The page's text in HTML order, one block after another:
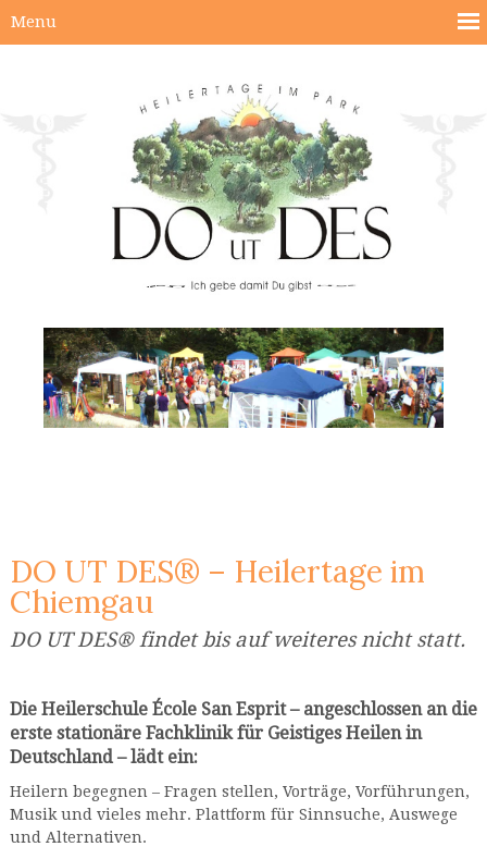
DO UT DES® – Heilertage im
Chiemgau
DO UT DES® findet bis auf weiteres nicht statt.
Die Heilerschule École San Esprit – angeschlossen an die
erste stationäre Fachklinik für Geistiges Heilen in
Deutschland – lädt ein:
Heilern begegnen – Fragen stellen, Vorträge, Vorführungen,
Musik und vieles mehr. Plattform für Sinnsuche, Auswege
und Alternativen.